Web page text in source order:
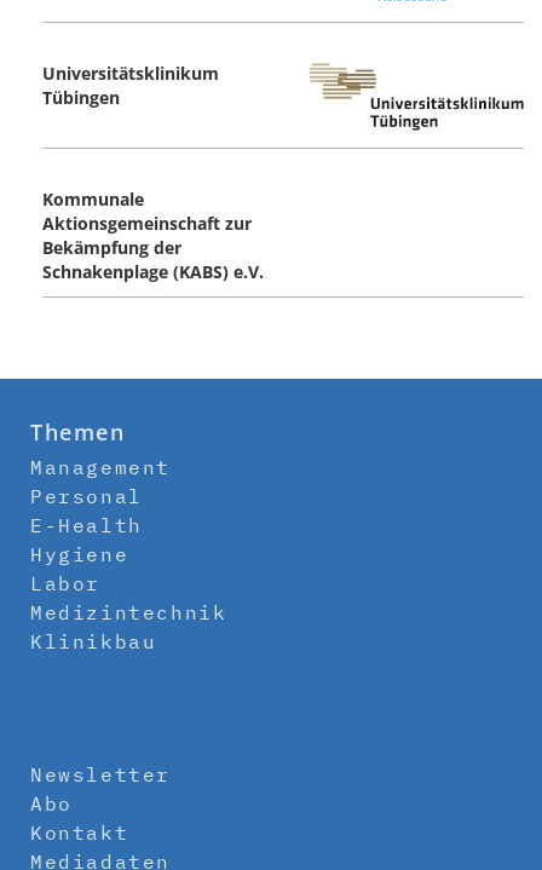
Universitätsklinikum
Tübingen
Kommunale
Aktionsgemeinschaft zur
Bekämpfung der
Schnakenplage (KABS) e.V.
Themen
Management
Personal
E-Health
Hygiene
Labor
Medizintechnik
Klinikbau
Newsletter
Abo
Kontakt
Mediadaten